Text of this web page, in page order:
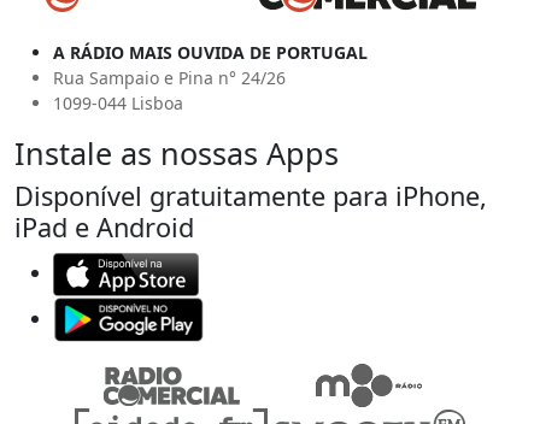
A RÁDIO MAIS OUVIDA DE PORTUGAL
Rua Sampaio e Pina n° 24/26
1099-044 Lisboa
Instale as nossas Apps
Disponível gratuitamente para iPhone,
iPad e Android